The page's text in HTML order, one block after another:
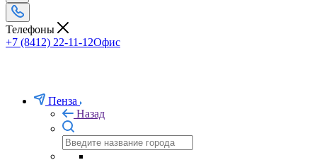
Телефоны
+7 (8412) 22-11-12Офис
Пенза
Назад